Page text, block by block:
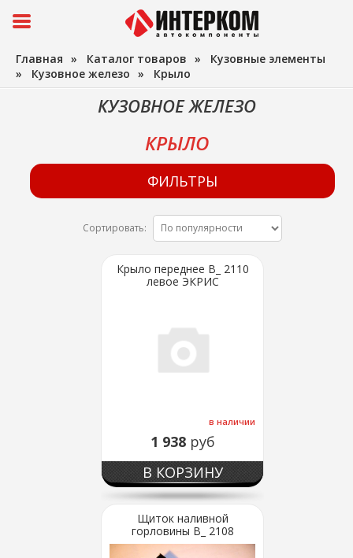
Главная » Каталог товаров » Кузовные элементы
» Кузовное железо » Крыло
КУЗОВНОЕ ЖЕЛЕЗО
КРЫЛО
ФИЛЬТРЫ
Сортировать:
Крыло переднее В_ 2110
левое ЭКРИС
в наличии
1 938 руб
В КОРЗИНУ
Щиток наливной
горловины В_ 2108